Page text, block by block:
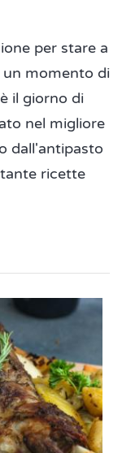
per stare a
momento di
il giorno di
nel migliore
dall'antipasto
ricette